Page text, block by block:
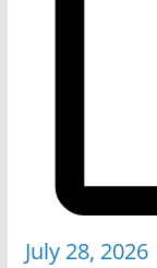
July 28, 2026